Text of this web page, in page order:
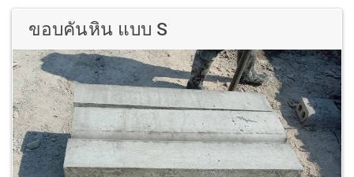
ขอบคันหิน แบบ S